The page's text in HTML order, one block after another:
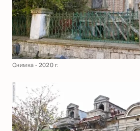
Снимка - 2020 г.